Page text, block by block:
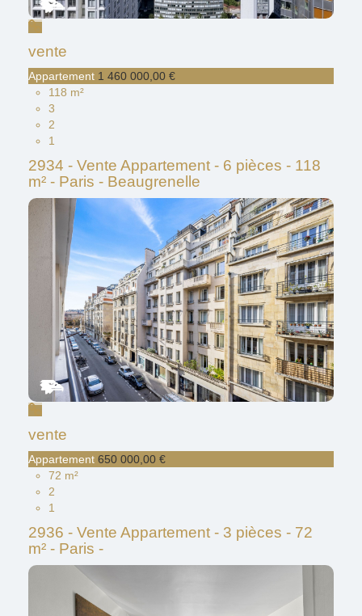
vente
Appartement 1 460 000,00 €
118 m²
3
2
1
2934 - Vente Appartement - 6 pièces - 118
m² - Paris - Beaugrenelle
vente
Appartement 650 000,00 €
72 m²
2
1
2936 - Vente Appartement - 3 pièces - 72
m² - Paris -